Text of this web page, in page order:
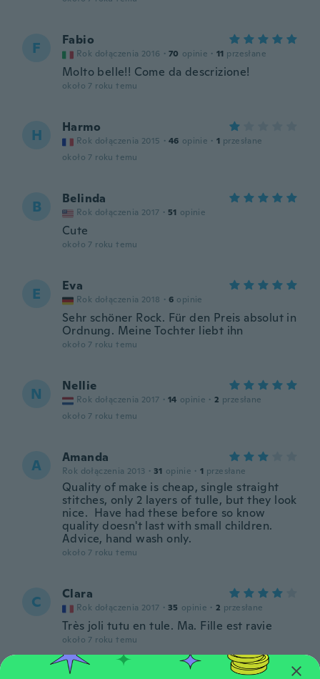
F Fabio
Rok dołączenia 2016 · 70 opinie · 11 przesłane
Molto belle!! Come da descrizione!
około 7 roku temu
H Harmo
Rok dołączenia 2015 · 46 opinie · 1 przesłane
około 7 roku temu
B Belinda
Rok dołączenia 2017 · 51 opinie
Cute
około 7 roku temu
E Eva
Rok dołączenia 2018 · 6 opinie
Sehr schöner Rock. Für den Preis absolut in
Ordnung. Meine Tochter liebt ihn
około 7 roku temu
N Nellie
Rok dołączenia 2017 · 14 opinie · 2 przesłane
około 7 roku temu
A Amanda
Rok dołączenia 2013 · 31 opinie · 1 przesłane
Quality of make is cheap, single straight
stitches, only 2 layers of tulle, but they look
nice. Have had these before so know
quality doesn't last with small children.
Advice, hand wash only.
około 7 roku temu
C Clara
Rok dołączenia 2017 · 35 opinie · 2 przesłane
Très joli tutu en tule. Ma. Fille est ravie
około 7 roku temu